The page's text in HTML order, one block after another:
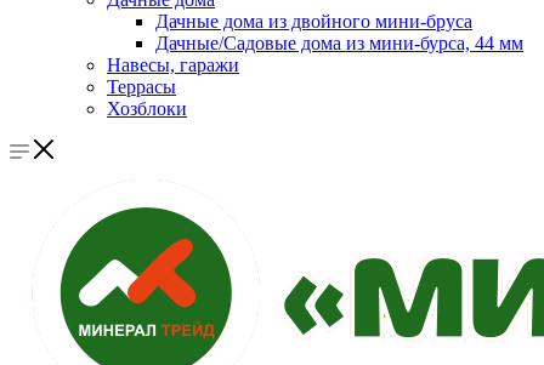
Дачные дома из двойного мини-бруса
Дачные/Садовые дома из мини-бурса, 44 мм
Навесы, гаражи
Террасы
Хозблоки